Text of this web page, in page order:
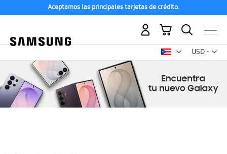
Aceptamos las principales tarjetas de crédito.
USD -
dólar
Mi carrito